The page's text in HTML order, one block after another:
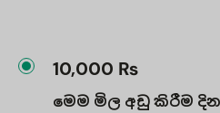
10,000 ₨
මෙම මිල අඩු කිරීම